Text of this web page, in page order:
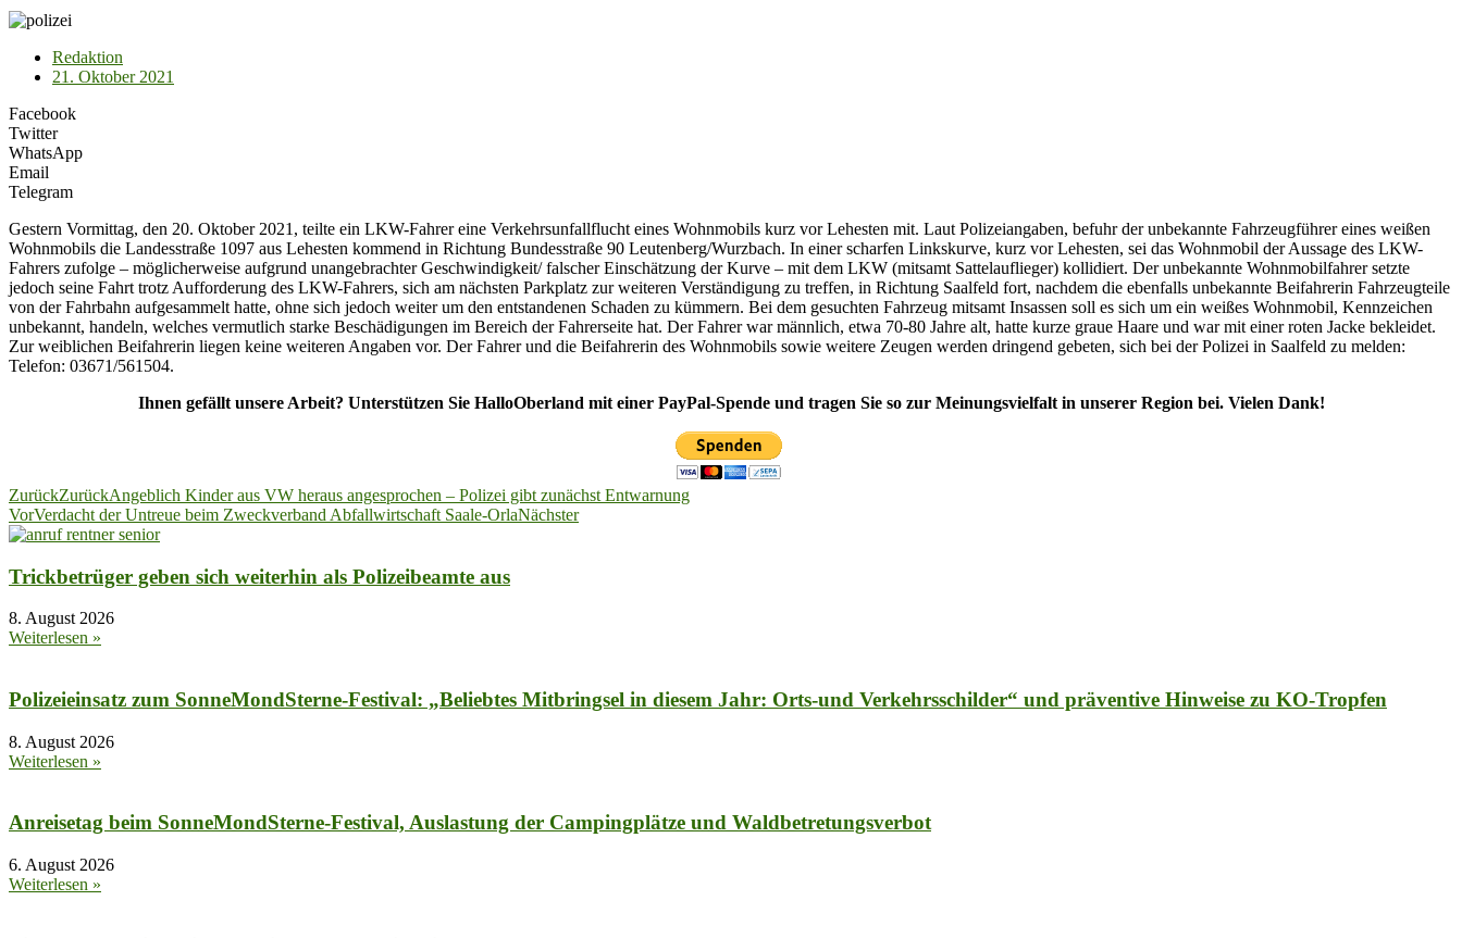
Redaktion
21. Oktober 2021
Facebook
Twitter
WhatsApp
Email
Telegram
Gestern Vormittag, den 20. Oktober 2021, teilte ein LKW-Fahrer eine Verkehrsunfallflucht eines Wohnmobils kurz vor Lehesten mit. Laut Polizeiangaben, befuhr der unbekannte Fahrzeugführer eines weißen
Wohnmobils die Landesstraße 1097 aus Lehesten kommend in Richtung Bundesstraße 90 Leutenberg/Wurzbach. In einer scharfen Linkskurve, kurz vor Lehesten, sei das Wohnmobil der Aussage des LKW-
Fahrers zufolge – möglicherweise aufgrund unangebrachter Geschwindigkeit/ falscher Einschätzung der Kurve – mit dem LKW (mitsamt Sattelauflieger) kollidiert. Der unbekannte Wohnmobilfahrer setzte
jedoch seine Fahrt trotz Aufforderung des LKW-Fahrers, sich am nächsten Parkplatz zur weiteren Verständigung zu treffen, in Richtung Saalfeld fort, nachdem die ebenfalls unbekannte Beifahrerin Fahrzeugteile
von der Fahrbahn aufgesammelt hatte, ohne sich jedoch weiter um den entstandenen Schaden zu kümmern. Bei dem gesuchten Fahrzeug mitsamt Insassen soll es sich um ein weißes Wohnmobil, Kennzeichen
unbekannt, handeln, welches vermutlich starke Beschädigungen im Bereich der Fahrerseite hat. Der Fahrer war männlich, etwa 70-80 Jahre alt, hatte kurze graue Haare und war mit einer roten Jacke bekleidet.
Zur weiblichen Beifahrerin liegen keine weiteren Angaben vor. Der Fahrer und die Beifahrerin des Wohnmobils sowie weitere Zeugen werden dringend gebeten, sich bei der Polizei in Saalfeld zu melden:
Telefon: 03671/561504.
Ihnen gefällt unsere Arbeit? Unterstützen Sie HalloOberland mit einer PayPal-Spende und tragen Sie so zur Meinungsvielfalt in unserer Region bei. Vielen Dank!
ZurückZurückAngeblich Kinder aus VW heraus angesprochen – Polizei gibt zunächst Entwarnung
VorVerdacht der Untreue beim Zweckverband Abfallwirtschaft Saale-OrlaNächster
Trickbetrüger geben sich weiterhin als Polizeibeamte aus
8. August 2026
Weiterlesen »
Polizeieinsatz zum SonneMondSterne-Festival: „Beliebtes Mitbringsel in diesem Jahr: Orts-und Verkehrsschilder“ und präventive Hinweise zu KO-Tropfen
8. August 2026
Weiterlesen »
Anreisetag beim SonneMondSterne-Festival, Auslastung der Campingplätze und Waldbetretungsverbot
6. August 2026
Weiterlesen »